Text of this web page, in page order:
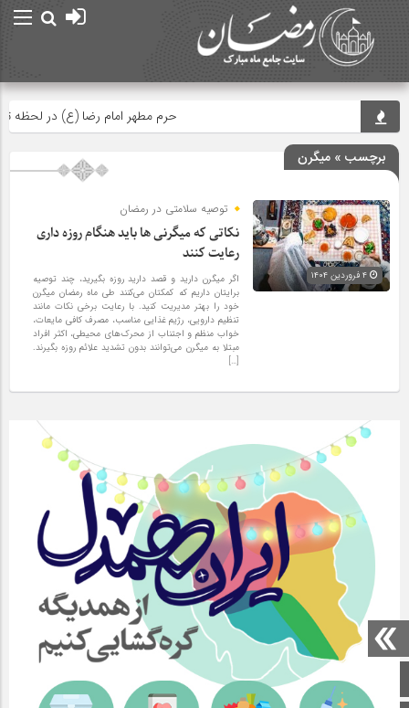
صفحه اصلی
حرم مطهر امام رضا (ع) در لحظه تحویل
برچسب » میگرن
توصیه سلامتی در رمضان
نکاتی که میگرنی ها باید هنگام روزه داری
رعایت کنند
اگر میگرن دارید و قصد دارید روزه بگیرید، چند توصیه
برایتان داریم که کمکتان می‌کنند طی ماه رمضان میگرن
خود را بهتر مدیریت کنید. با رعایت برخی نکات مانند
تنظیم دارویی، رژیم غذایی مناسب، مصرف کافی مایعات،
خواب منظم و اجتناب از محرک‌های محیطی، اکثر افراد
مبتلا به میگرن می‌توانند بدون تشدید علائم روزه بگیرند.
[…]